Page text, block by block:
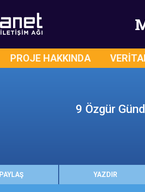
PROJE HAKKINDA
9 Özgür
PAYLAŞ YAZDIR